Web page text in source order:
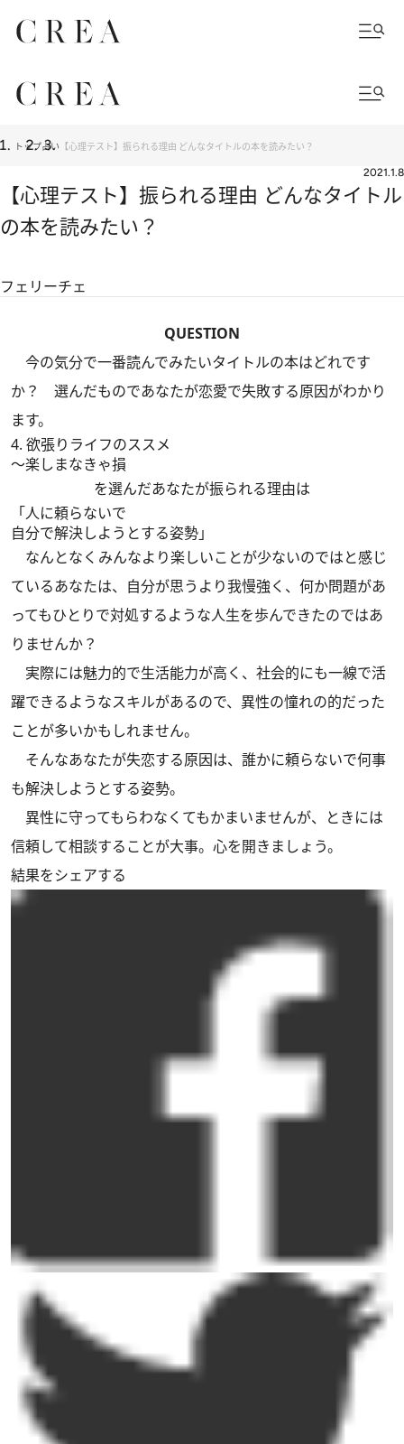
トップ占い 【心理テスト】振られる理由 どんなタイトルの本を読みたい？
2021.1.8
【心理テスト】振られる理由 どんなタイトル
の本を読みたい？
フェリーチェ
QUESTION
今の気分で一番読んでみたいタイトルの本はどれです
か？ 選んだものであなたが恋愛で失敗する原因がわかり
ます。
4. 欲張りライフのススメ
～楽しまなきゃ損
を選んだあなたが振られる理由は
「人に頼らないで
自分で解決しようとする姿勢」
なんとなくみんなより楽しいことが少ないのではと感じ
ているあなたは、自分が思うより我慢強く、何か問題があ
ってもひとりで対処するような人生を歩んできたのではあ
りませんか？
実際には魅力的で生活能力が高く、社会的にも一線で活
躍できるようなスキルがあるので、異性の憧れの的だった
ことが多いかもしれません。
そんなあなたが失恋する原因は、誰かに頼らないで何事
も解決しようとする姿勢。
異性に守ってもらわなくてもかまいませんが、ときには
信頼して相談することが大事。心を開きましょう。
結果をシェアする